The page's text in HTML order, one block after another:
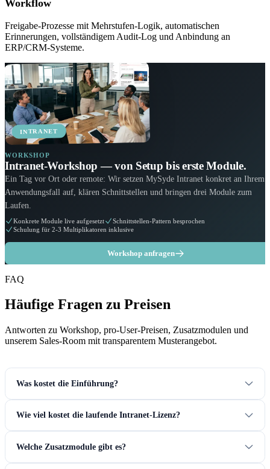
Workflow
Freigabe-Prozesse mit Mehrstufen-Logik, automatischen
Erinnerungen, vollständigem Audit-Log und Anbindung an
ERP/CRM-Systeme.
INTRANET
WORKSHOP
Intranet-Workshop — von Setup bis erste Module.
Ein Tag vor Ort oder remote: Wir setzen MySyde Intranet konkret an Ihrem
Anwendungsfall auf, klären Schnittstellen und bringen drei Module zum
Laufen.
Konkrete Module live aufgesetzt
Schnittstellen-Pattern besprochen
Schulung für 2-3 Multiplikatoren inklusive
Workshop anfragen
FAQ
Häufige Fragen zu Preisen
Antworten zu Workshop, pro-User-Preisen, Zusatzmodulen und
unserem Sales-Room mit transparentem Musterangebot.
Was kostet die Einführung?
Wie viel kostet die laufende Intranet-Lizenz?
Welche Zusatzmodule gibt es?